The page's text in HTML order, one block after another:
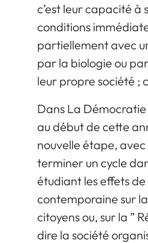
c’est leur capacité à
conditions
partiellement avec
par la biologie ou
leur propre société ;
Dans La
au début de cette
nouvelle étape,
terminer un cycle
étudiant les effets
contemporaine sur
citoyens ou, sur la ”
dire la société